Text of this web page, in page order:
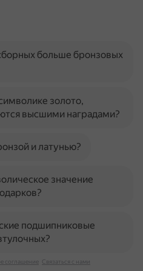
больше бронзовых
золото,
высшими наградами?
и латунью?
значение
подшипниковые
соглашение Связаться с нами